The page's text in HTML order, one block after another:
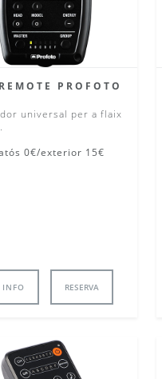
PROFOTO
universal per a flaix
0€/exterior 15€
INFO RESERVA